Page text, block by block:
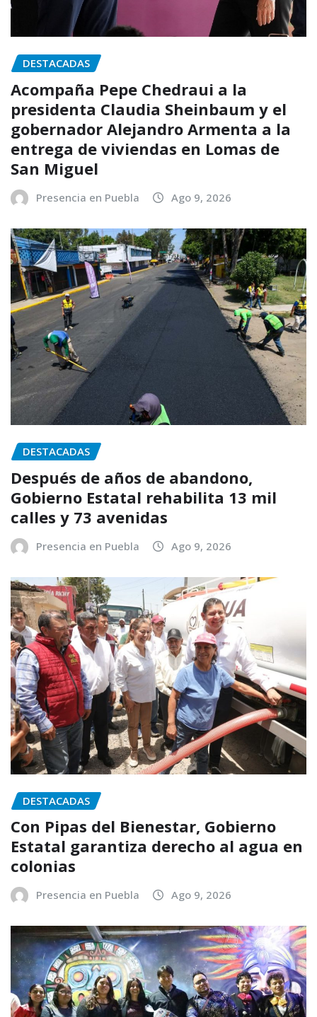
DESTACADAS
Acompaña Pepe Chedraui a la
presidenta Claudia Sheinbaum y el
gobernador Alejandro Armenta a la
entrega de viviendas en Lomas de
San Miguel
Presencia en Puebla Ago 9, 2026
DESTACADAS
Después de años de abandono,
Gobierno Estatal rehabilita 13 mil
calles y 73 avenidas
Presencia en Puebla Ago 9, 2026
DESTACADAS
Con Pipas del Bienestar, Gobierno
Estatal garantiza derecho al agua en
colonias
Presencia en Puebla Ago 9, 2026